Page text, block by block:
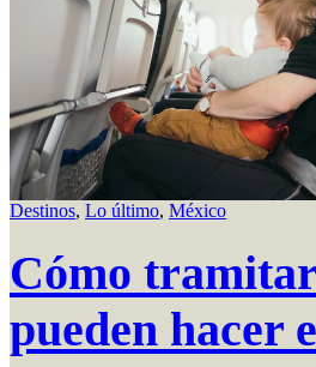
Destinos, Lo último, México
Cómo
pueden hacer